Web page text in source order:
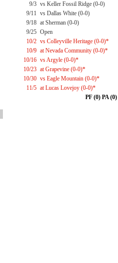
9/3 vs Keller Fossil Ridge (0-0)
9/11 vs Dallas White (0-0)
9/18 at Sherman (0-0)
9/25 Open
10/2 vs Colleyville Heritage (0-0)*
10/9 at Nevada Community (0-0)*
10/16 vs Argyle (0-0)*
10/23 at Grapevine (0-0)*
10/30 vs Eagle Mountain (0-0)*
11/5 at Lucas Lovejoy (0-0)*
PF (0) PA (0)